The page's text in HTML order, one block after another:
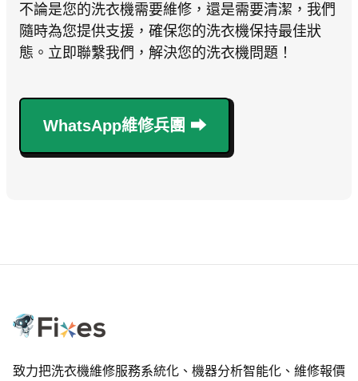
不論是您的洗衣機需要維修，還是需要清潔，我們
隨時為您提供支援，確保您的洗衣機保持最佳狀
態。立即聯繫我們，解決您的洗衣機問題！
WhatsApp維修兵團 ⮕
致力把洗衣機維修服務系統化、機器分析智能化、維修報價